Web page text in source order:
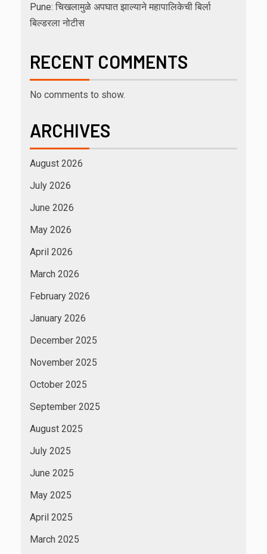
Pune: चिखलामुळे अपघात झाल्याने महापालिकेची बिर्ला
बिल्डरला नोटीस
RECENT COMMENTS
No comments to show.
ARCHIVES
August 2026
July 2026
June 2026
May 2026
April 2026
March 2026
February 2026
January 2026
December 2025
November 2025
October 2025
September 2025
August 2025
July 2025
June 2025
May 2025
April 2025
March 2025